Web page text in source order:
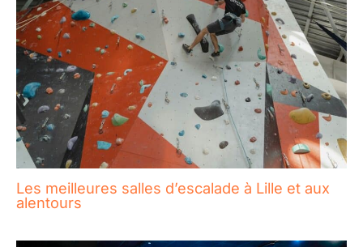
Les meilleures salles d’escalade à Lille et aux
alentours